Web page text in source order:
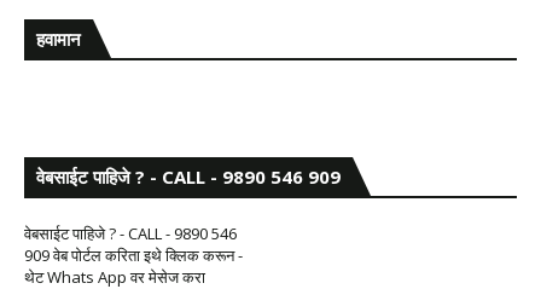
हवामान
वेबसाईट पाहिजे ? - CALL - 9890 546 909
वेबसाईट पाहिजे ? - CALL - 9890 546
909 वेब पोर्टल करिता इथे क्लिक करून -
थेट Whats App वर मेसेज करा